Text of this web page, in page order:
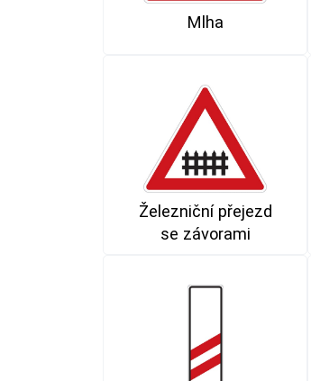
Mlha
Železniční přejezd
se závorami